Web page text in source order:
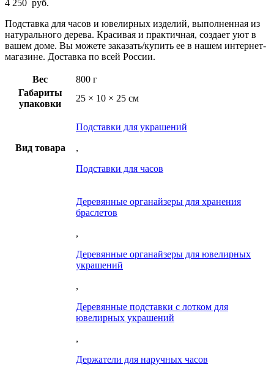
4 250 руб.
Подставка для часов и ювелирных изделий, выполненная из
натурального дерева. Красивая и практичная, создает уют в
вашем доме. Вы можете заказать/купить ее в нашем интернет-
магазине. Доставка по всей России.
Вес
800 г
Габариты
упаковки
25 × 10 × 25 см
Вид товара
Подставки для украшений
,
Подставки для часов
Деревянные органайзеры для хранения
браслетов
,
Деревянные органайзеры для ювелирных
украшений
,
Деревянные подставки с лотком для
ювелирных украшений
,
Держатели для наручных часов